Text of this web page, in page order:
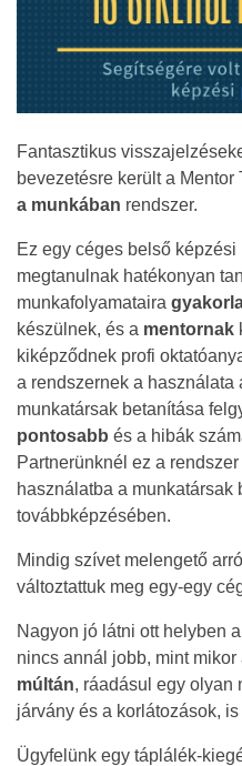
Fantasztikus
bevezetésre került a Mentor
a munkában rendszer.
Ez egy céges belső
megtanulnak hatékonyan
munkafolyamataira
készülnek, és a mentornak
kiképződnek profi
a rendszernek a használata
munkatársak betanítása
pontosabb és a hibák
Partnerünknél ez a
használatba a munkatársak
továbbképzésében.
Mindig szívet melengető
változtattuk meg egy-egy
Nagyon jó látni ott helyben
nincs annál jobb, mint mikor
múltán, ráadásul egy olyan
járvány és a korlátozások, is
Ügyfelünk egy táplálék-